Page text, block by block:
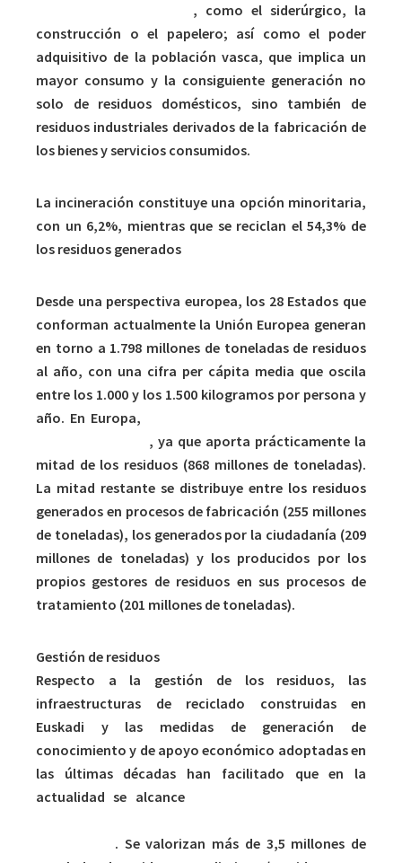
, como el siderúrgico, la
construcción o el papelero; así como el poder
adquisitivo de la población vasca, que implica un
mayor consumo y la consiguiente generación no
solo de residuos domésticos, sino también de
residuos industriales derivados de la fabricación de
los bienes y servicios consumidos.
La incineración constituye una opción minoritaria,
con un 6,2%, mientras que se reciclan el 54,3% de
los residuos generados
Desde una perspectiva europea, los 28 Estados que
conforman actualmente la Unión Europea generan
en torno a 1.798 millones de toneladas de residuos
al año, con una cifra per cápita media que oscila
entre los 1.000 y los 1.500 kilogramos por persona y
año. En Europa,
, ya que aporta prácticamente la
mitad de los residuos (868 millones de toneladas).
La mitad restante se distribuye entre los residuos
generados en procesos de fabricación (255 millones
de toneladas), los generados por la ciudadanía (209
millones de toneladas) y los producidos por los
propios gestores de residuos en sus procesos de
tratamiento (201 millones de toneladas).
Gestión de residuos
Respecto a la gestión de los residuos, las
infraestructuras de reciclado construidas en
Euskadi y las medidas de generación de
conocimiento y de apoyo económico adoptadas en
las últimas décadas han facilitado que en la
actualidad se alcance
. Se valorizan más de 3,5 millones de